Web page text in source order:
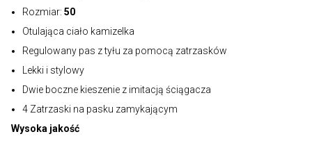
Rozmiar: 50
Otulająca ciało kamizelka
Regulowany pas z tyłu za pomocą zatrzasków
Lekki i stylowy
Dwie boczne kieszenie z imitacją ściągacza
4 Zatrzaski na pasku zamykającym
Wysoka jakość